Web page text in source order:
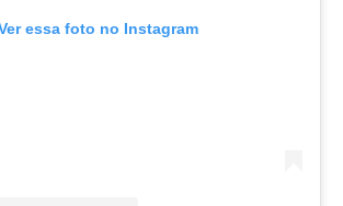
essa foto no Instagram